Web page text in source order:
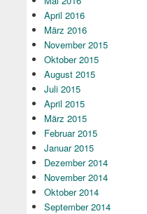
April 2016
März 2016
November 2015
Oktober 2015
August 2015
Juli 2015
April 2015
März 2015
Februar 2015
Januar 2015
Dezember 2014
November 2014
Oktober 2014
September 2014